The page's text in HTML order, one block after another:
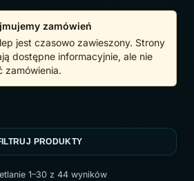
zamówień
jest czasowo zawieszony. Strony
dostępne informacyjnie, ale nie
zamówienia.
PRODUKTY
1–30 z 44 wyników